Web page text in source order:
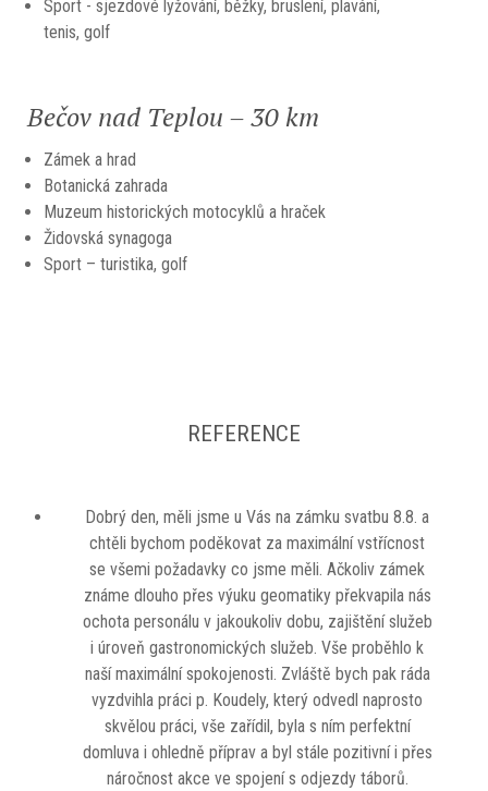
Sport - sjezdové lyžování, běžky, bruslení, plavání,
tenis, golf
Bečov nad Teplou – 30 km
Zámek a hrad
Botanická zahrada
Muzeum historických motocyklů a hraček
Židovská synagoga
Sport – turistika, golf
REFERENCE
Dobrý den, měli jsme u Vás na zámku svatbu 8.8. a
chtěli bychom poděkovat za maximální vstřícnost
se všemi požadavky co jsme měli. Ačkoliv zámek
známe dlouho přes výuku geomatiky překvapila nás
ochota personálu v jakoukoliv dobu, zajištění služeb
i úroveň gastronomických služeb. Vše proběhlo k
naší maximální spokojenosti. Zvláště bych pak ráda
vyzdvihla práci p. Koudely, který odvedl naprosto
skvělou práci, vše zařídil, byla s ním perfektní
domluva i ohledně příprav a byl stále pozitivní i přes
náročnost akce ve spojení s odjezdy táborů.